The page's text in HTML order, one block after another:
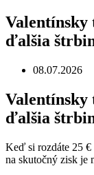
Valentínsky
ďalšia
08.07.2026
Valentínsky
ďalšia
Keď si rozdáte 25 €
na skutočný zisk je